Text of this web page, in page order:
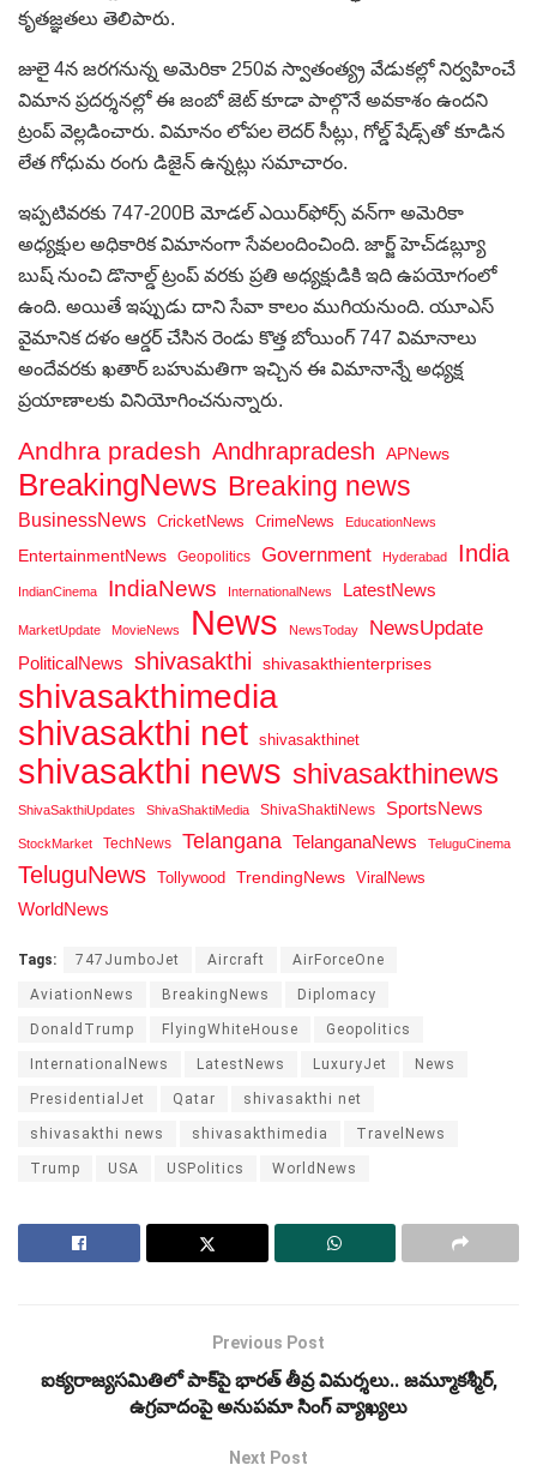
కృతజ్ఞతలు తెలిపారు.
జులై 4న జరగనున్న అమెరికా 250వ స్వాతంత్య్ర వేడుకల్లో నిర్వహించే
విమాన ప్రదర్శనల్లో ఈ జంబో జెట్ కూడా పాల్గొనే అవకాశం ఉందని
ట్రంప్ వెల్లడించారు. విమానం లోపల లెదర్ సీట్లు, గోల్డ్ షేడ్స్‌తో కూడిన
లేత గోధుమ రంగు డిజైన్ ఉన్నట్లు సమాచారం.
ఇప్పటివరకు 747-200B మోడల్ ఎయిర్‌ఫోర్స్ వన్‌గా అమెరికా
అధ్యక్షుల అధికారిక విమానంగా సేవలందించింది. జార్జ్ హెచ్‌డబ్ల్యూ
బుష్ నుంచి డొనాల్డ్ ట్రంప్ వరకు ప్రతి అధ్యక్షుడికి ఇది ఉపయోగంలో
ఉంది. అయితే ఇప్పుడు దాని సేవా కాలం ముగియనుంది. యూఎస్
వైమానిక దళం ఆర్డర్ చేసిన రెండు కొత్త బోయింగ్ 747 విమానాలు
అందేవరకు ఖతార్ బహుమతిగా ఇచ్చిన ఈ విమానాన్నే అధ్యక్ష
ప్రయాణాలకు వినియోగించనున్నారు.
Andhra pradesh Andhrapradesh APNews
BreakingNews Breaking news
BusinessNews CricketNews CrimeNews EducationNews
EntertainmentNews Geopolitics Government Hyderabad India
IndianCinema IndiaNews InternationalNews LatestNews
MarketUpdate MovieNews News NewsToday NewsUpdate
PoliticalNews shivasakthi shivasakthienterprises
shivasakthimedia
shivasakthi net shivasakthinet
shivasakthi news shivasakthinews
ShivaSakthiUpdates ShivaShaktiMedia ShivaShaktiNews SportsNews
StockMarket TechNews Telangana TelanganaNews TeluguCinema
TeluguNews Tollywood TrendingNews ViralNews
WorldNews
Tags: 747JumboJet Aircraft AirForceOne
AviationNews BreakingNews Diplomacy
DonaldTrump FlyingWhiteHouse Geopolitics
InternationalNews LatestNews LuxuryJet News
PresidentialJet Qatar shivasakthi net
shivasakthi news shivasakthimedia TravelNews
Trump USA USPolitics WorldNews
Previous Post
ఐక్యరాజ్యసమితిలో పాక్‌పై భారత్ తీవ్ర విమర్శలు.. జమ్మూకశ్మీర్,
ఉగ్రవాదంపై అనుపమా సింగ్ వ్యాఖ్యలు
Next Post